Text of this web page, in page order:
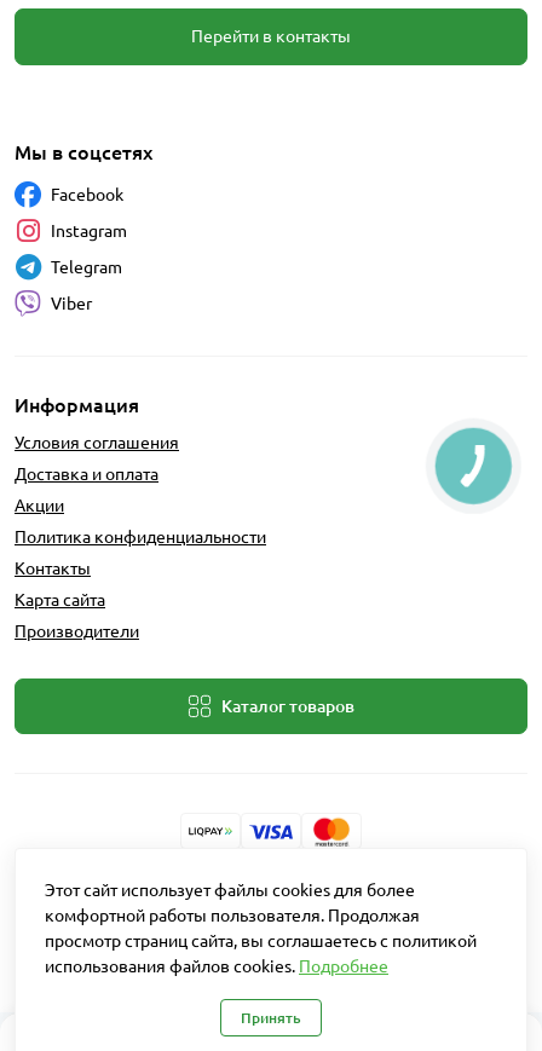
Перейти в контакты
Информация
Условия соглашения
Доставка и оплата
Акции
Политика конфиденциальности
Контакты
Карта сайта
Производители
Каталог товаров
Мы в соцсетях
Facebook
Instagram
Telegram
Viber
Разработчик: Intent Solutions
Работает наOpenCart "Русская сборка"
Агро Рітейл © 2026
Этот сайт использует файлы cookies для более
комфортной работы пользователя. Продолжая
просмотр страниц сайта, вы соглашаетесь с политикой
использования файлов cookies. Подробнее
Принять